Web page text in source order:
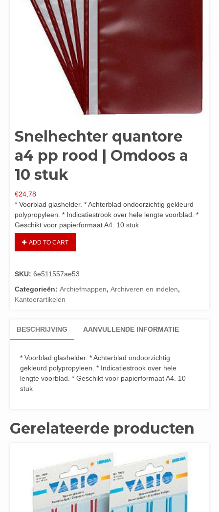
Snelhechter quantore
a4 pp rood | Omdoos a
10 stuk
€24,78
* Voorblad glashelder. * Achterblad ondoorzichtig gekleurd
polypropyleen. * Indicatiestrook over hele lengte voorblad. *
Geschikt voor papierformaat A4. 10 stuk
ADD TO CART
SKU: 6e511557ae53
Categorieën: Archiefmappen, Archiveren en indelen,
Kantoorartikelen
BESCHRIJVING AANVULLENDE INFORMATIE
* Voorblad glashelder. * Achterblad ondoorzichtig
gekleurd polypropyleen. * Indicatiestrook over hele
lengte voorblad. * Geschikt voor papierformaat A4. 10
stuk
Gerelateerde producten